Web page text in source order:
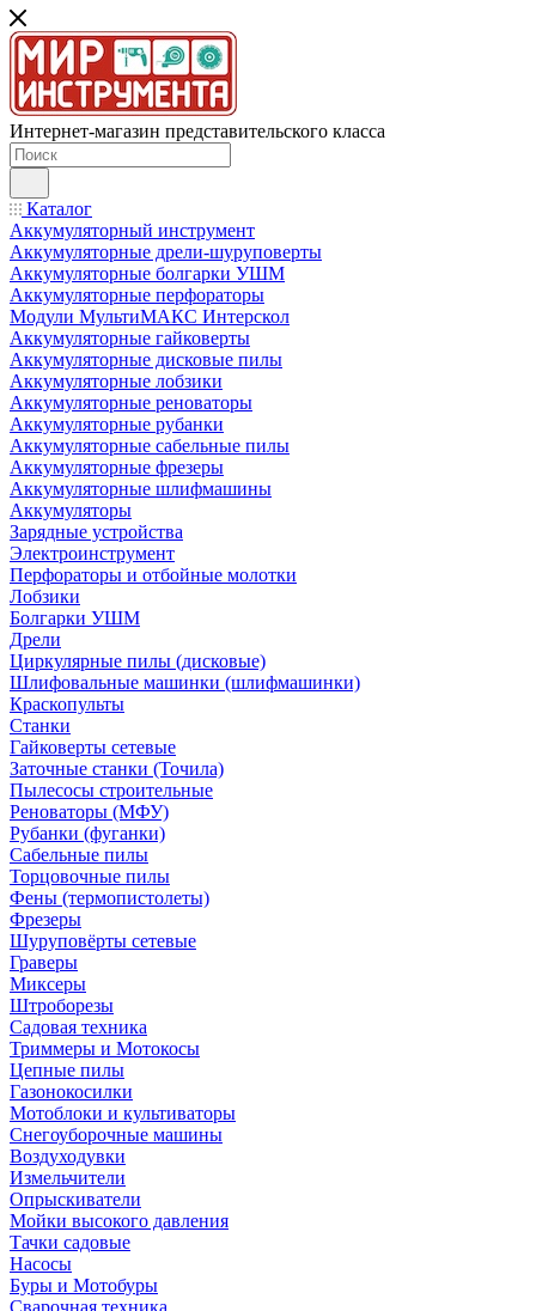
Интернет-магазин представительского класса
Каталог
Аккумуляторный инструмент
Аккумуляторные дрели-шуруповерты
Аккумуляторные болгарки УШМ
Аккумуляторные перфораторы
Модули МультиМАКС Интерскол
Аккумуляторные гайковерты
Аккумуляторные дисковые пилы
Аккумуляторные лобзики
Аккумуляторные реноваторы
Аккумуляторные рубанки
Аккумуляторные сабельные пилы
Аккумуляторные фрезеры
Аккумуляторные шлифмашины
Аккумуляторы
Зарядные устройства
Электроинструмент
Перфораторы и отбойные молотки
Лобзики
Болгарки УШМ
Дрели
Циркулярные пилы (дисковые)
Шлифовальные машинки (шлифмашинки)
Краскопульты
Станки
Гайковерты сетевые
Заточные станки (Точила)
Пылесосы строительные
Реноваторы (МФУ)
Рубанки (фуганки)
Сабельные пилы
Торцовочные пилы
Фены (термопистолеты)
Фрезеры
Шуруповёрты сетевые
Граверы
Миксеры
Штроборезы
Садовая техника
Триммеры и Мотокосы
Цепные пилы
Газонокосилки
Мотоблоки и культиваторы
Снегоуборочные машины
Воздуходувки
Измельчители
Опрыскиватели
Мойки высокого давления
Тачки садовые
Насосы
Буры и Мотобуры
Сварочная техника